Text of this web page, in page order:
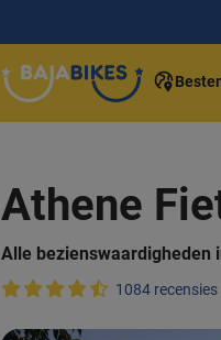
Athene
Alle bezienswaardigheden
1084 recensies